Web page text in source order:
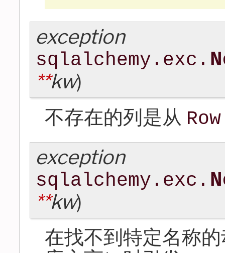
exception
sqlalchemy.exc.
**kw)
不存在的列是从 Row
exception
sqlalchemy.exc.
**kw)
在找不到特定名称